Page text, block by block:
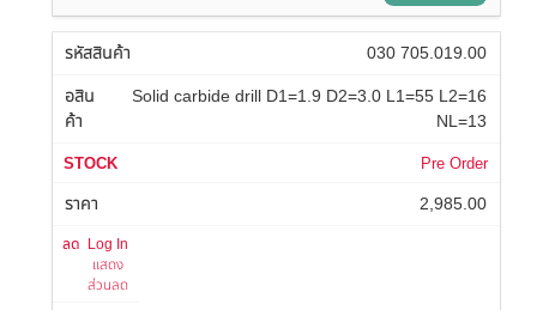
030 705.019.00
Solid carbide drill D1=1.9 D2=3.0 L1=55 L2=16
NL=13
Pre Order
2,985.00
Log In
แสดง
ส่วนลด